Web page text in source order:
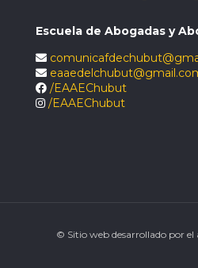
Escuela de Abogadas y
/EAAEChubut
/EAAEChubut
© Sitio web desarrollado por el